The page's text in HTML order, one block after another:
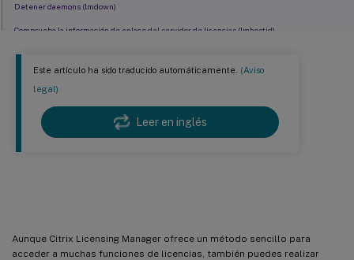
Este artículo ha sido traducido automáticamente. (Aviso
legal)
Leer en inglés
Aunque Citrix Licensing Manager ofrece un método sencillo para
acceder a muchas funciones de licencias, también puedes realizar
Detener daemons (lmdown)
Comprueba la información de enlace del servidor de licencias (lmhostid)
Volver a leer los archivos de licencia y opciones (lmreread)
Mostrar versiones de binarios (lmver)